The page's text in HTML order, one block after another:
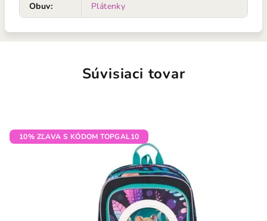
Obuv: Plátenky
Súvisiaci tovar
10% ZĽAVA S KÓDOM TOPGAL10